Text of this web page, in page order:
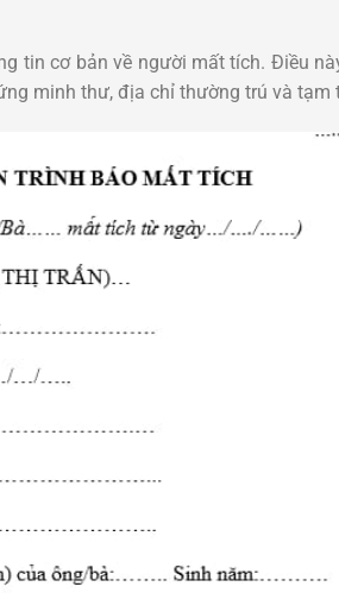
tin cơ bản về người mất tích. Điều
minh thư, địa chỉ thường trú và tạm